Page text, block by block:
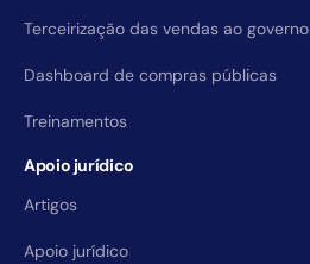
Terceirização das vendas ao governo
Dashboard de compras públicas
Treinamentos
Apoio jurídico
Artigos
Apoio jurídico